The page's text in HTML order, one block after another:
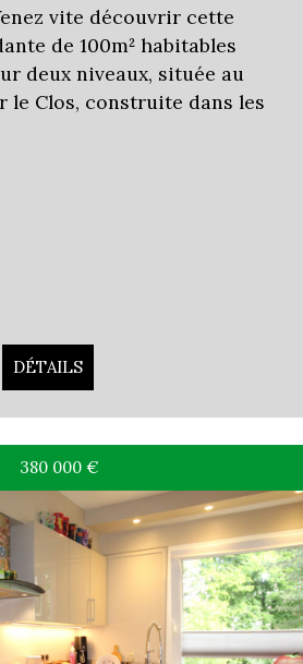
vite découvrir cette
de 100m² habitables
deux niveaux, située au
le Clos, construite dans les
DÉTAILS
380 000 €